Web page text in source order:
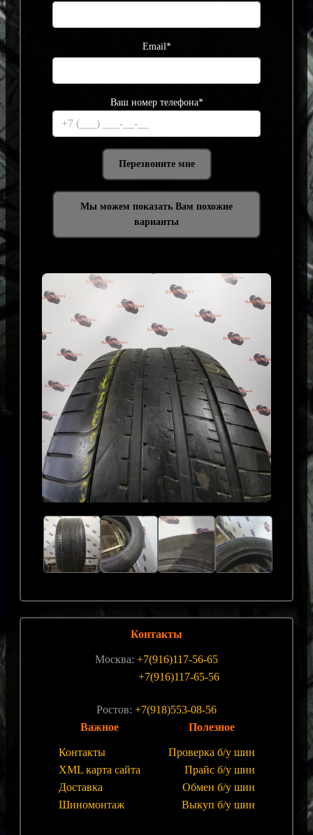
Email*
Ваш номер телефона*
Мы можем показать Вам похожие
варианты
Контакты
Москва: +7(916)117-56-65
+7(916)117-65-56
Ростов: +7(918)553-08-56
Важное
Контакты
XML карта сайта
Доставка
Шиномонтаж
Полезное
Проверка б/у шин
Прайс б/у шин
Обмен б/у шин
Выкуп б/у шин